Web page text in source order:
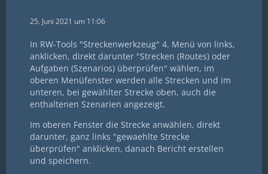
25. Juni 2021 um 11:06
In RW-Tools "Streckenwerkzeug" 4. Menü von links,
anklicken, direkt darunter "Strecken (Routes) oder
Aufgaben (Szenarios) überprüfen" wählen, im
oberen Menüfenster werden alle Strecken und im
unteren, bei gewählter Strecke oben, auch die
enthaltenen Szenarien angezeigt.
Im oberen Fenster die Strecke anwählen, direkt
darunter, ganz links "gewaehlte Strecke
überprüfen" anklicken, danach Bericht erstellen
und speichern.